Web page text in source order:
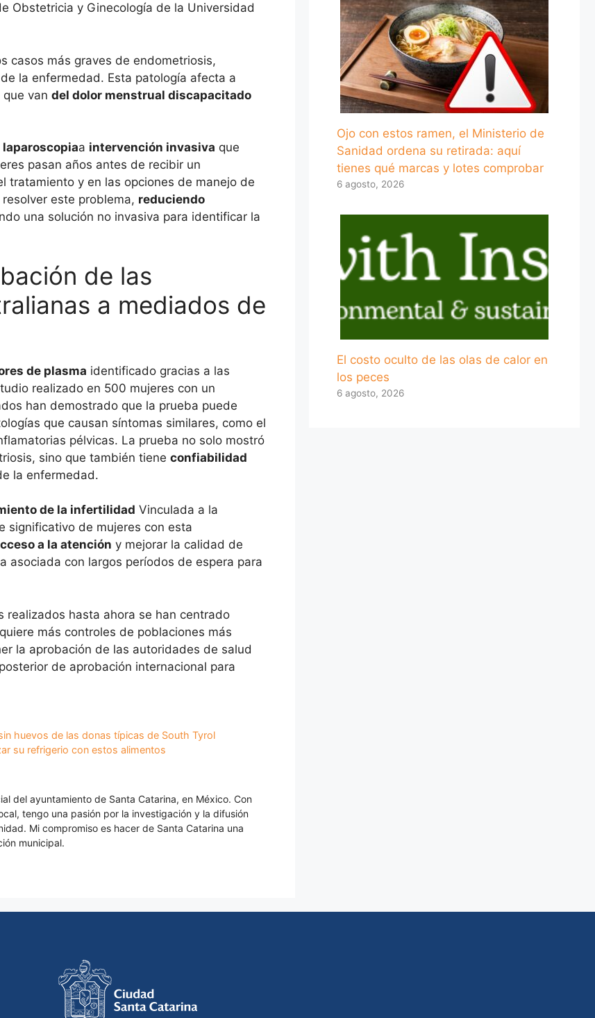
Obstetricia y Ginecología de la Universidad
casos más graves de endometriosis,
la enfermedad. Esta patología afecta a
van del dolor menstrual discapacitado
laparoscopiaa intervención invasiva que
pasan años antes de recibir un
tratamiento y en las opciones de manejo de
este problema, reduciendo
una solución no invasiva para identificar la
de las
a mediados de
de plasma identificado gracias a las
realizado en 500 mujeres con un
han demostrado que la prueba puede
que causan síntomas similares, como el
pélvicas. La prueba no solo mostró
sino que también tiene confiabilidad
la enfermedad.
de la infertilidad Vinculada a la
significativo de mujeres con esta
a la atención y mejorar la calidad de
asociada con largos períodos de espera para
hasta ahora se han centrado
más controles de poblaciones más
la aprobación de las autoridades de salud
de aprobación internacional para
huevos de las donas típicas de South Tyrol
su refrigerio con estos alimentos
del ayuntamiento de Santa Catarina, en México. Con
tengo una pasión por la investigación y la difusión
Mi compromiso es hacer de Santa Catarina una
municipal.
Ojo con estos ramen, el Ministerio de
Sanidad ordena su retirada: aquí
tienes qué marcas y lotes comprobar
6 agosto, 2026
El costo oculto de las olas de calor en
los peces
6 agosto, 2026